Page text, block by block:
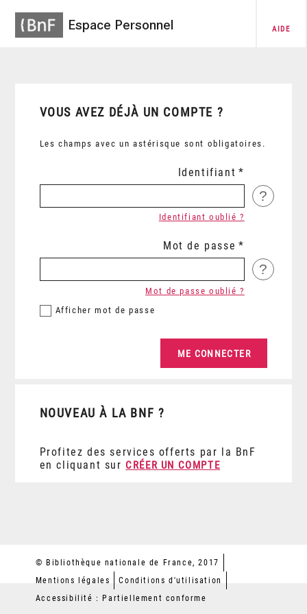
Espace Personnel AIDE
VOUS AVEZ DÉJÀ UN COMPTE ?
Les champs avec un astérisque sont obligatoires.
Identifiant
?
Identifiant oublié ?
Mot de passe
?
Afficher mot de passe
Mot de passe oublié ?
NOUVEAU À LA BNF ?
Profitez des services offerts par la BnF
en cliquant sur CRÉER UN COMPTE
© Bibliothèque nationale de France, 2017
Mentions légales
Conditions d'utilisation
Accessibilité : Partiellement conforme